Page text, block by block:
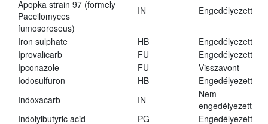
Apopka strain 97 (formely
Paecilomyces
fumosoroseus)
IN Engedélyezett
Iron sulphate HB
Engedélyezett
Iprovalicarb
FU
Engedélyezett
Ipconazole
FU
Visszavont
Iodosulfuron
HB
Engedélyezett
Indoxacarb
IN
Nem
engedélyezett
Indolylbutyric acid
PG
Engedélyezett